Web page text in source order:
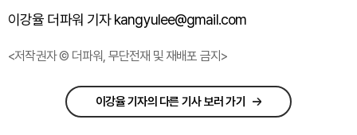
이강율 더파워 기자 kangyulee@gmail.com
<저작권자 © 더파워, 무단전재 및 재배포 금지>
이강율 기자의 다른 기사 보러 가기